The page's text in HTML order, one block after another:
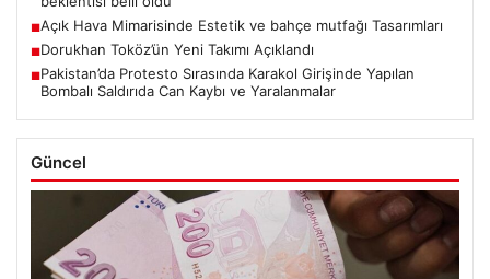
■Açık Hava Mimarisinde Estetik ve bahçe mutfağı Tasarımları
■Dorukhan Toköz’ün Yeni Takımı Açıklandı
■Pakistan’da Protesto Sırasında Karakol Girişinde Yapılan
Bombalı Saldırıda Can Kaybı ve Yaralanmalar
Güncel